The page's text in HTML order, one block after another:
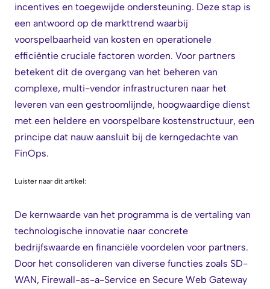
incentives en toegewijde ondersteuning. Deze stap is
een antwoord op de markttrend waarbij
voorspelbaarheid van kosten en operationele
efficiëntie cruciale factoren worden. Voor partners
betekent dit de overgang van het beheren van
complexe, multi-vendor infrastructuren naar het
leveren van een gestroomlijnde, hoogwaardige dienst
met een heldere en voorspelbare kostenstructuur, een
principe dat nauw aansluit bij de kerngedachte van
FinOps.
Luister naar dit artikel:
De kernwaarde van het programma is de vertaling van
technologische innovatie naar concrete
bedrijfswaarde en financiële voordelen voor partners.
Door het consolideren van diverse functies zoals SD-
WAN, Firewall-as-a-Service en Secure Web Gateway